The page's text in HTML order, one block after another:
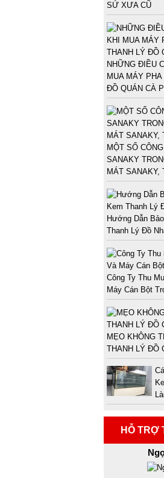
SỨ XƯA CŨ
NHỮNG ĐIỀU
MUA MÁY
ĐỒ QUÁN CÀ
MỘT SỐ
SANAKY
MÁT SANAKY,
Hướng Dẫn
Thanh Lý Đồ
Công Ty Thu
Máy Cán Bột
MẸO KHÔNG
THANH LÝ ĐỒ
HỖ TRỢ